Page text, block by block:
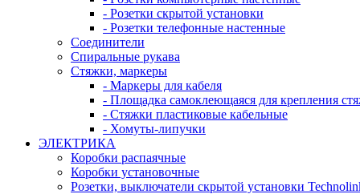
- Розетки скрытой установки
- Розетки телефонные настенные
Соединители
Спиральные рукава
Стяжки, маркеры
- Маркеры для кабеля
- Площадка самоклеющаяся для крепления
- Стяжки пластиковые кабельные
- Хомуты-липучки
ЭЛЕКТРИКА
Коробки распаячные
Коробки установочные
Розетки, выключатели скрытой установки